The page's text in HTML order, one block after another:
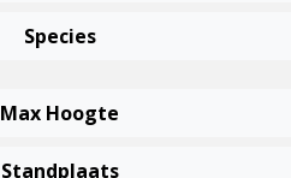
Species
Max Hoogte
Standplaats